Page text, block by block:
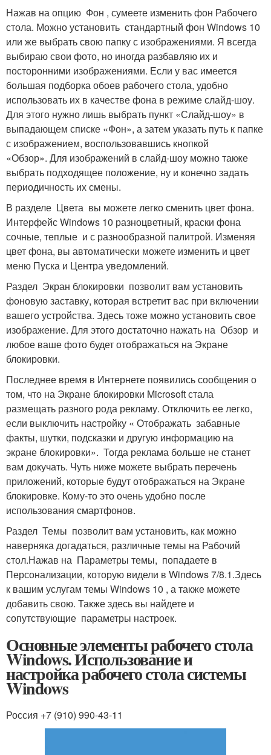
Нажав на опцию Фон , сумеете изменить фон Рабочего
стола. Можно установить стандартный фон Windows 10
или же выбрать свою папку с изображениями. Я всегда
выбираю свои фото, но иногда разбавляю их и
посторонними изображениями. Если у вас имеется
большая подборка обоев рабочего стола, удобно
использовать их в качестве фона в режиме слайд-шоу.
Для этого нужно лишь выбрать пункт «Слайд-шоу» в
выпадающем списке «Фон», а затем указать путь к папке
с изображением, воспользовавшись кнопкой
«Обзор». Для изображений в слайд-шоу можно также
выбрать подходящее положение, ну и конечно задать
периодичность их смены.
В разделе Цвета вы можете легко сменить цвет фона.
Интерфейс Windows 10 разноцветный, краски фона
сочные, теплые и с разнообразной палитрой. Изменяя
цвет фона, вы автоматически можете изменить и цвет
меню Пуска и Центра уведомлений.
Раздел Экран блокировки позволит вам установить
фоновую заставку, которая встретит вас при включении
вашего устройства. Здесь тоже можно установить свое
изображение. Для этого достаточно нажать на Обзор и
любое ваше фото будет отображаться на Экране
блокировки.
Последнее время в Интернете появились сообщения о
том, что на Экране блокировки Microsoft стала
размещать разного рода рекламу. Отключить ее легко,
если выключить настройку « Отображать забавные
факты, шутки, подсказки и другую информацию на
экране блокировки». Тогда реклама больше не станет
вам докучать. Чуть ниже можете выбрать перечень
приложений, которые будут отображаться на Экране
блокировке. Кому-то это очень удобно после
использования смартфонов.
Раздел Темы позволит вам установить, как можно
наверняка догадаться, различные темы на Рабочий
стол.Нажав на Параметры темы, попадаете в
Персонализации, которую видели в Windows 7/8.1.Здесь
к вашим услугам темы Windows 10 , а также можете
добавить свою. Также здесь вы найдете и
сопутствующие параметры настроек.
Основные элементы рабочего стола
Windows. Использование и
настройка рабочего стола системы
Windows
Россия +7 (910) 990-43-11